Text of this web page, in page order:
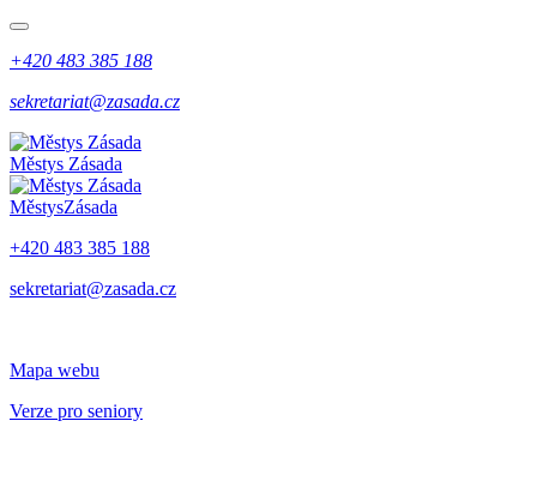
+420 483 385 188
sekretariat@zasada.cz
Městys Zásada
MěstysZásada
+420 483 385 188
sekretariat@zasada.cz
Mapa webu
Verze pro seniory